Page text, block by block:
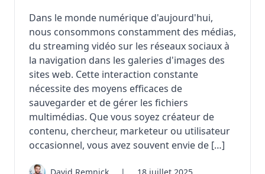
Dans le monde numérique d'aujourd'hui,
nous consommons constamment des médias,
du streaming vidéo sur les réseaux sociaux à
la navigation dans les galeries d'images des
sites web. Cette interaction constante
nécessite des moyens efficaces de
sauvegarder et de gérer les fichiers
multimédias. Que vous soyez créateur de
contenu, chercheur, marketeur ou utilisateur
occasionnel, vous avez souvent envie de […]